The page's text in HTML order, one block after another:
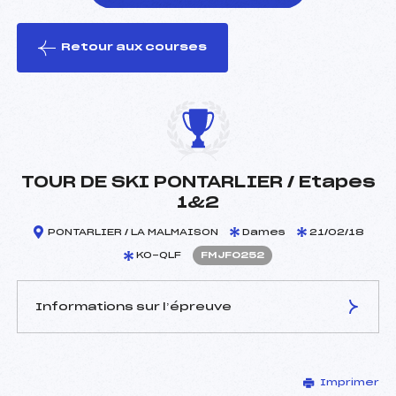
le ski
Retour aux courses
TOUR DE SKI PONTARLIER / Etapes
1&2
PONTARLIER / LA MALMAISON Dames 21/02/18
KO-QLF FMJF0252
Informations sur l’épreuve
–
Imprimer